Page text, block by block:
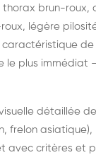
brun-roux,
légère
caractéristique
le plus immédiat
détaillée
frelon asiatique),
avec critères et